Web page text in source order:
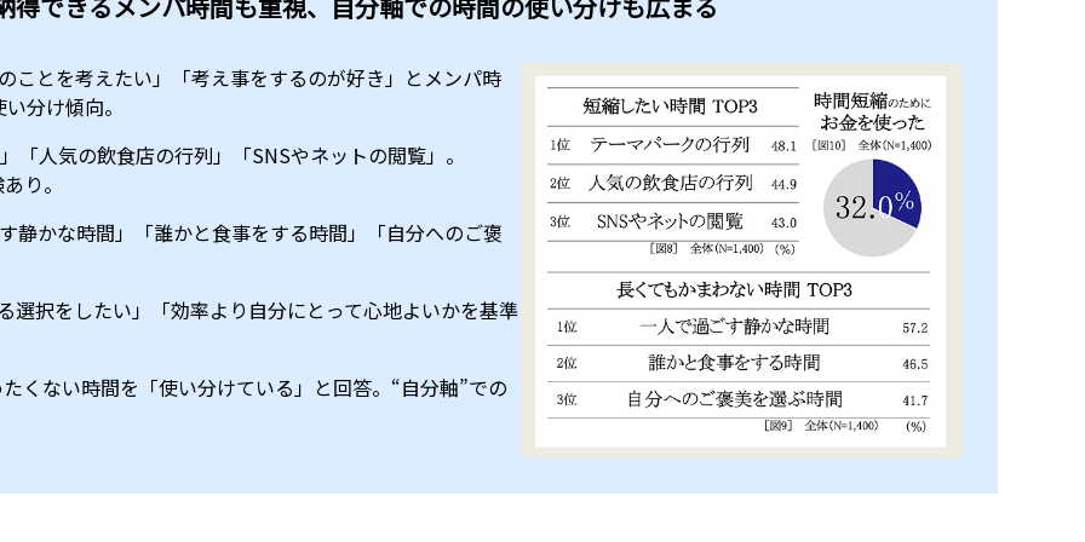
ことを考えたい」「考え事をするのが好き」とメンパ時
分け傾向。
人気の飲食店の行列」「SNSやネットの閲覧」。
り。
静かな時間」「誰かと食事をする時間」「自分へのご褒
選択をしたい」「効率より自分にとって心地よいかを基準
くない時間を「使い分けている」と回答。“自分軸”での